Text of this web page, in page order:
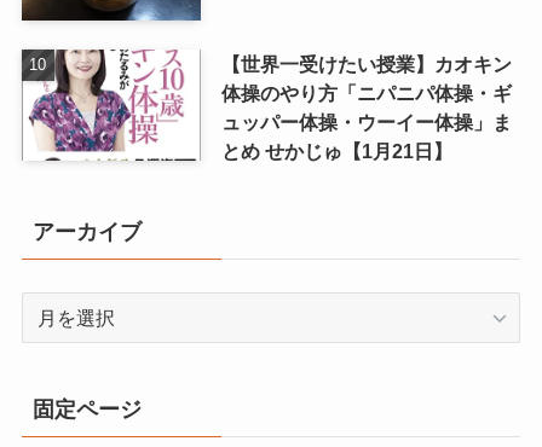
【世界一受けたい授業】カオキン
体操のやり方「ニパニパ体操・ギ
ュッパー体操・ウーイー体操」ま
とめ せかじゅ【1月21日】
アーカイブ
イ
ブ
固定ページ